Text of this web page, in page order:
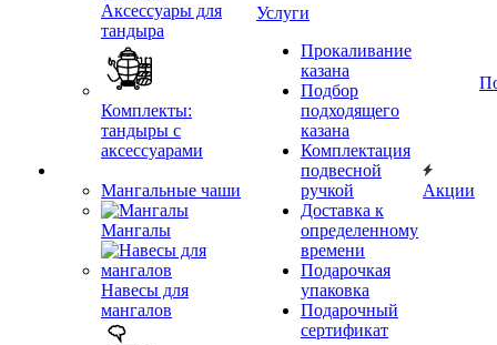
Аксессуары для
тандыра
Комплекты:
тандыры с
аксессуарами
Мангальные чаши
Мангалы
Навесы для
мангалов
Услуги
Прокаливание
казана
Подбор
подходящего
казана
Комплектация
подвесной
ручкой
Доставка к
определенному
времени
Подарочкая
упаковка
Подарочный
сертификат
Акции